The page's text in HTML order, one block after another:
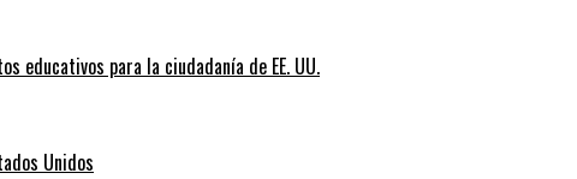
educativos para la ciudadanía de EE. UU.
Unidos